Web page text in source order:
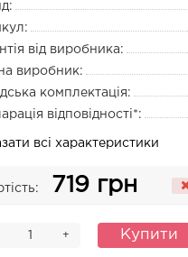
від виробника:
виробник:
комплектація:
відповідності*:
всі характеристики
719 грн
+ Купити